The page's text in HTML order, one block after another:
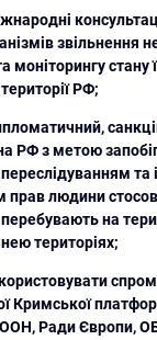
звільнення
моніторингу стану
РФ;
РФ з метою
прав людини
перебувають на
територіях;
Кримської
Ради Європи,